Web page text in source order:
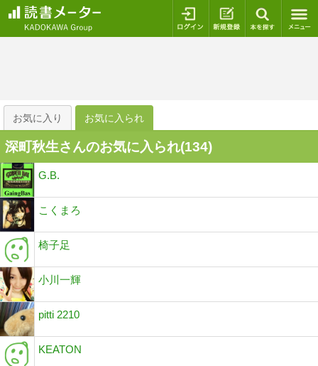
ログイン 新規登録
お気に入り お気に入られ
深町秋生さんのお気に入られ(134)
G.B.
こくまろ
椅子足
小川一輝
pitti 2210
KEATON